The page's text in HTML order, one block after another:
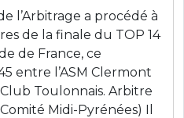
l’Arbitrage a procédé à
de la finale du TOP 14
de France, ce
entre l’ASM Clermont
Toulonnais. Arbitre
Midi-Pyrénées) Il